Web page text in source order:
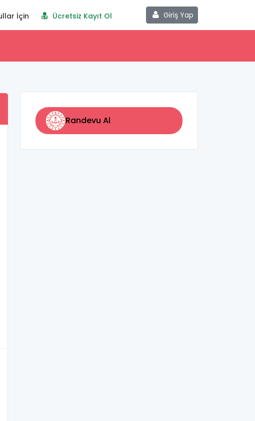
Giriş Yap
İçin Ücretsiz Kayıt Ol
Randevu Al